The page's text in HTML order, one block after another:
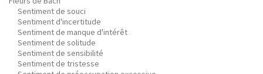
Sentiment de souci
Sentiment d'incertitude
Sentiment de manque d'intérêt
Sentiment de solitude
Sentiment de sensibilité
Sentiment de tristesse